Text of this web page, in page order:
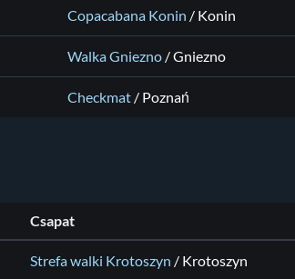
Copacabana Konin / Konin
Walka Gniezno /Gniezno
Checkmat / Poznań
Csapat
Strefa walki Krotoszyn / Krotoszyn